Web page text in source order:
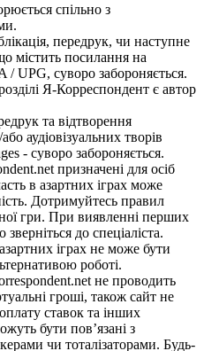
спільно з
передрук, чи наступне
містить посилання на
/ UPG, суворо забороняється.
Я-Корреспондент є автор
та відтворення
аудіовізуальних творів
- суворо забороняється.
призначені для осіб
в азартних іграх може
Дотримуйтесь правил
гри. При виявленні перших
до спеціаліста.
іграх не може бути
роботі.
не проводить
гроші, також сайт не
ставок та інших
бути пов’язані з
чи тоталізаторами. Будь-